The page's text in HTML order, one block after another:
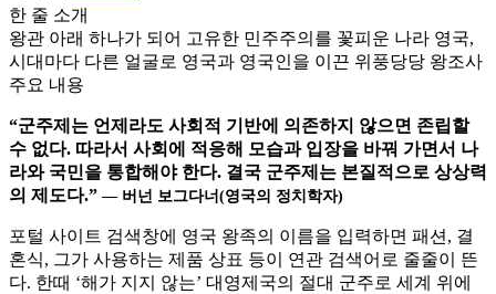
한 줄 소개
왕관 아래 하나가 되어 고유한 민주주의를 꽃피운 나라 영국,
시대마다 다른 얼굴로 영국과 영국인을 이끈 위풍당당 왕조사
주요 내용
“군주제는 언제라도 사회적 기반에 의존하지 않으면 존립할
수 없다. 따라서 사회에 적응해 모습과 입장을 바꿔 가면서 나
라와 국민을 통합해야 한다. 결국 군주제는 본질적으로 상상력
의 제도다.” ― 버넌 보그다너(영국의 정치학자)
포털 사이트 검색창에 영국 왕족의 이름을 입력하면 패션, 결
혼식, 그가 사용하는 제품 상표 등이 연관 검색어로 줄줄이 뜬
다. 한때 ‘해가 지지 않는’ 대영제국의 절대 군주로 세계 위에